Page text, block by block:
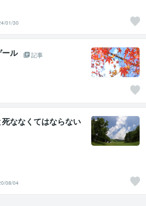
01/30
ル
記事
ななくてはならない
08/04